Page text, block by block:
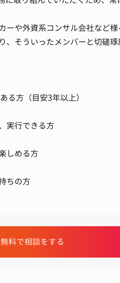
ーや外資系コンサル会社など
、そういったメンバーと切磋
る方（目安3年以上）
実行できる方
しめる方
ちの方
無料で相談をする